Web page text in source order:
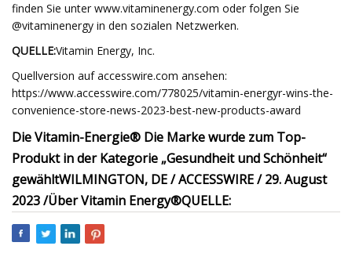
finden Sie unter www.vitaminenergy.com oder folgen Sie
@vitaminenergy in den sozialen Netzwerken.
QUELLE:Vitamin Energy, Inc.
Quellversion auf accesswire.com ansehen:
https://www.accesswire.com/778025/vitamin-energyr-wins-the-
convenience-store-news-2023-best-new-products-award
Die Vitamin-Energie® Die Marke wurde zum Top-
Produkt in der Kategorie „Gesundheit und Schönheit“
gewähltWILMINGTON, DE / ACCESSWIRE / 29. August
2023 /Über Vitamin Energy®QUELLE: